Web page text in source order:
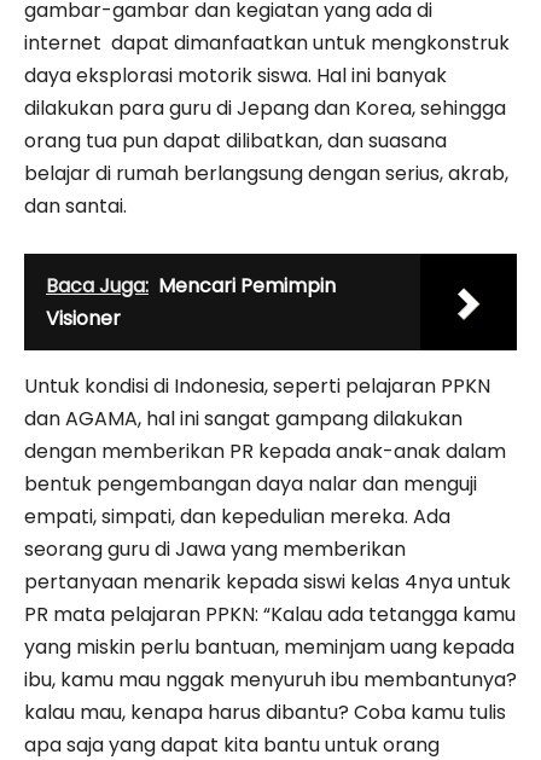
gambar-gambar dan kegiatan yang ada di
internet dapat dimanfaatkan untuk mengkonstruk
daya eksplorasi motorik siswa. Hal ini banyak
dilakukan para guru di Jepang dan Korea, sehingga
orang tua pun dapat dilibatkan, dan suasana
belajar di rumah berlangsung dengan serius, akrab,
dan santai.
Baca Juga: Mencari Pemimpin
Visioner
Untuk kondisi di Indonesia, seperti pelajaran PPKN
dan AGAMA, hal ini sangat gampang dilakukan
dengan memberikan PR kepada anak-anak dalam
bentuk pengembangan daya nalar dan menguji
empati, simpati, dan kepedulian mereka. Ada
seorang guru di Jawa yang memberikan
pertanyaan menarik kepada siswi kelas 4nya untuk
PR mata pelajaran PPKN: “Kalau ada tetangga kamu
yang miskin perlu bantuan, meminjam uang kepada
ibu, kamu mau nggak menyuruh ibu membantunya?
kalau mau, kenapa harus dibantu? Coba kamu tulis
apa saja yang dapat kita bantu untuk orang